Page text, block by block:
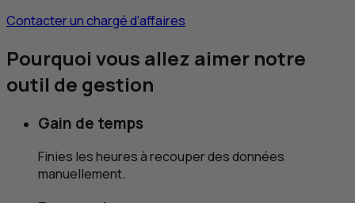
Contacter un chargé d’affaires
Pourquoi vous allez aimer notre
outil de gestion
Gain de temps
Finies les heures à recouper des données
manuellement.